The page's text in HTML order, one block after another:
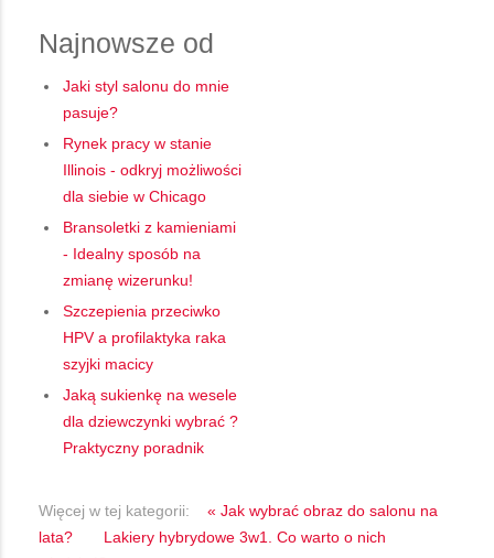
Najnowsze od
Jaki styl salonu do mnie
pasuje?
Rynek pracy w stanie
Illinois - odkryj możliwości
dla siebie w Chicago
Bransoletki z kamieniami
- Idealny sposób na
zmianę wizerunku!
Szczepienia przeciwko
HPV a profilaktyka raka
szyjki macicy
Jaką sukienkę na wesele
dla dziewczynki wybrać ?
Praktyczny poradnik
Więcej w tej kategorii:
« Jak wybrać obraz do salonu na
lata?
Lakiery hybrydowe 3w1. Co warto o nich